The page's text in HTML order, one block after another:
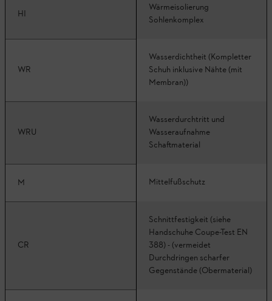
HI
Wärmeisolierung
Sohlenkomplex
WR
Wasserdichtheit (Kompletter
Schuh inklusive Nähte (mit
Membran))
WRU
Wasserdurchtritt und
Wasseraufnahme
Schaftmaterial
M Mittelfußschutz
CR
Schnittfestigkeit (siehe
Handschuhe Coupe-Test EN
388) - (vermeidet
Durchdringen scharfer
Gegenstände (Obermaterial)